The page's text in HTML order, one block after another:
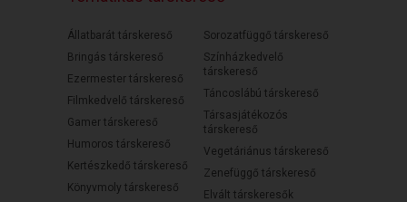
Állatbarát társkereső
Bringás társkereső
Ezermester társkereső
Filmkedvelő társkereső
Gamer társkereső
Humoros társkereső
Kertészkedő társkereső
Könyvmoly társkereső
Sorozatfüggő társkereső
Színházkedvelő
társkereső
Táncoslábú társkereső
Társasjátékozós
társkereső
Vegetáriánus társkereső
Zenefüggő társkereső
Elvált társkeresők